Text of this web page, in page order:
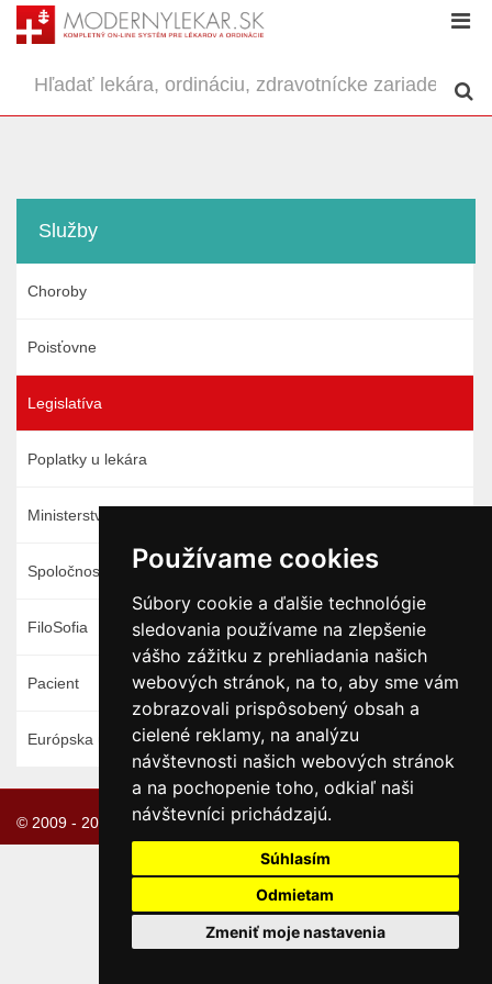
Používame cookies
Súbory cookie a ďalšie technológie
sledovania používame na zlepšenie
vášho zážitku z prehliadania našich
webových stránok, na to, aby sme vám
zobrazovali prispôsobený obsah a
cielené reklamy, na analýzu
návštevnosti našich webových stránok
a na pochopenie toho, odkiaľ naši
návštevníci prichádzajú.
Súhlasím
Odmietam
Zmeniť moje nastavenia
Služby
Choroby
Poisťovne
Legislatíva
Poplatky u lekára
Ministerstvo zdravotníctva
Spoločnosť
FiloSofia
Pacient
Európska únia
© 2009 - 2026 Prevádzkuje NET -SITE:IT s.r.o.